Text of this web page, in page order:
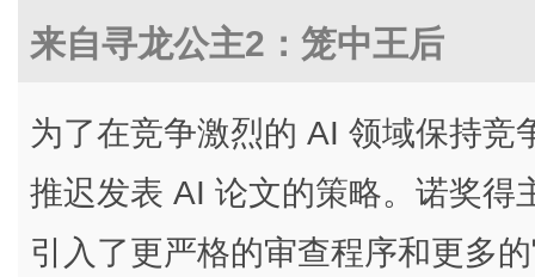
来自寻龙公主2：笼中王后
为了在竞争激烈的 AI 领域保持
推迟发表 AI 论文的策略。诺奖得
引入了更严格的审查程序和更多